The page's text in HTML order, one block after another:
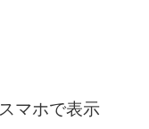
スマホで表示